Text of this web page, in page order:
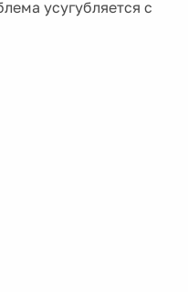
усугубляется с